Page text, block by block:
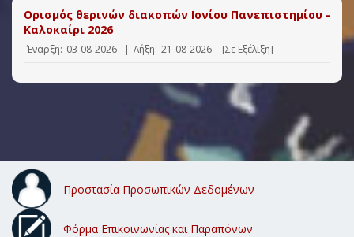
Ορισμός θερινών διακοπών Ιονίου Πανεπιστημίου -
Καλοκαίρι 2026
Έναρξη: 03-08-2026 | Λήξη: 21-08-2026 [Σε Εξέλιξη]
Προστασία Προσωπικών Δεδομένων
Φόρμα Επικοινωνίας και Παραπόνων